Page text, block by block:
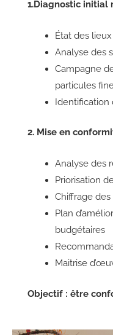
1.Diagnostic initial
État des
Analyse des
Campagne
particules
Identification
2. Mise en
Analyse des
Priorisation
Chiffrage
Plan
budgétaires
Maitrise
Objectif : être